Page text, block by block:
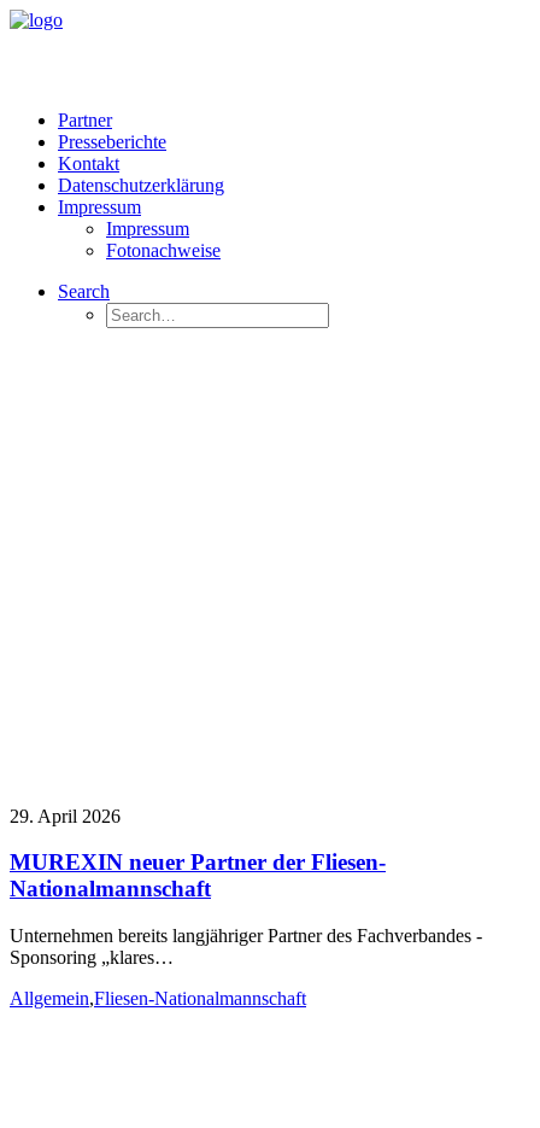
Partner
Presseberichte
Kontakt
Datenschutzerklärung
Impressum
Impressum
Fotonachweise
Search
29. April 2026
MUREXIN neuer Partner der Fliesen-
Nationalmannschaft
Unternehmen bereits langjähriger Partner des Fachverbandes -
Sponsoring „klares…
Allgemein,Fliesen-Nationalmannschaft